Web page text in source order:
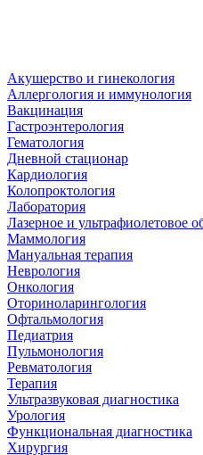
Акушерство и гинекология
Аллергология и иммунология
Вакцинация
Гастроэнтерология
Гематология
Дневной стационар
Кардиология
Колопроктология
Лаборатория
Лазерное и ультрафиолетовое
Маммология
Мануальная терапия
Неврология
Онкология
Оториноларингология
Офтальмология
Педиатрия
Пульмонология
Ревматология
Терапия
Ультразвуковая диагностика
Урология
Функциональная диагностика
Хирургия